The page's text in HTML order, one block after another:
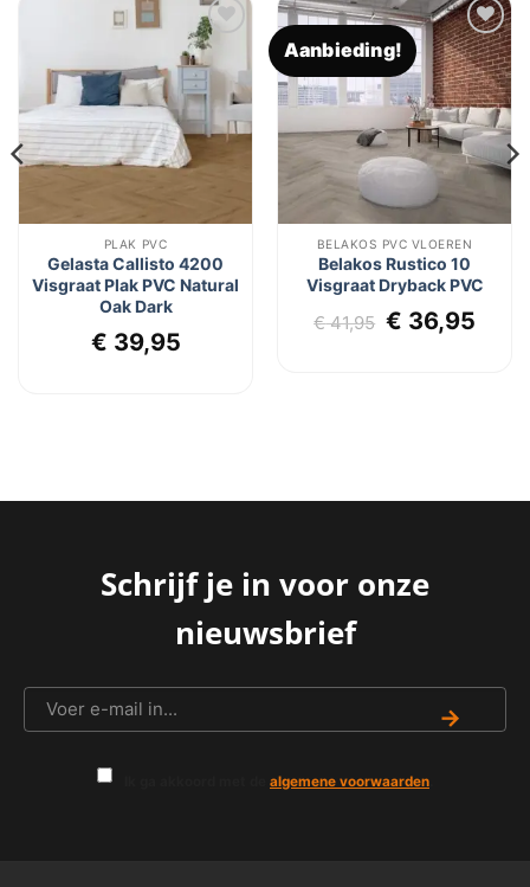
Toevoegen
aan
verlanglijst
PLAK PVC
Gelasta Callisto 4200
Visgraat Plak PVC Natural
Oak Dark
€ 39,95
Aanbieding!
Toevoegen
aan
verlanglijst
BELAKOS PVC VLOEREN
Belakos Rustico 10
Visgraat Dryback PVC
€41,95 € 36,95
Schrijf je in voor onze
nieuwsbrief
→
algemene voorwaarden